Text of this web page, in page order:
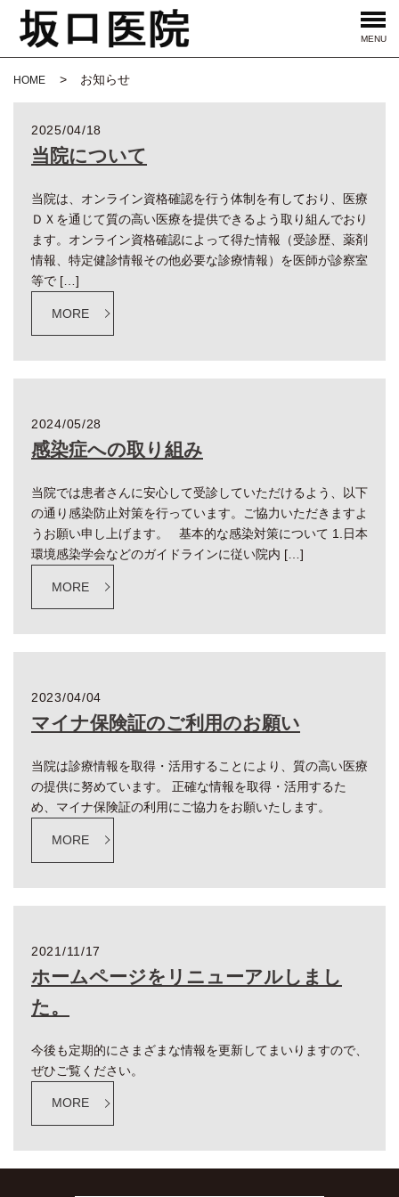
MENU
HOME お知らせ
2025/04/18
当院について
当院は、オンライン資格確認を行う体制を有しており、医療
ＤＸを通じて質の高い医療を提供できるよう取り組んでおり
ます。オンライン資格確認によって得た情報（受診歴、薬剤
情報、特定健診情報その他必要な診療情報）を医師が診察室
等で […]
MORE
2024/05/28
感染症への取り組み
当院では患者さんに安心して受診していただけるよう、以下
の通り感染防止対策を行っています。ご協力いただきますよ
うお願い申し上げます。 基本的な感染対策について 1.日本
環境感染学会などのガイドラインに従い院内 […]
MORE
2023/04/04
マイナ保険証のご利用のお願い
当院は診療情報を取得・活用することにより、質の高い医療
の提供に努めています。 正確な情報を取得・活用するた
め、マイナ保険証の利用にご協力をお願いたします。
MORE
2021/11/17
ホームページをリニューアルしまし
た。
今後も定期的にさまざまな情報を更新してまいりますので、
ぜひご覧ください。
MORE